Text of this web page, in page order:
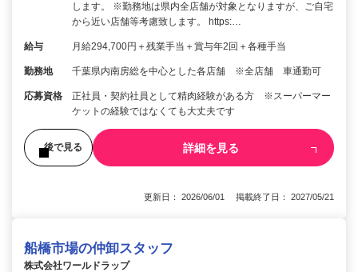
します。 ※勤務地は県内全店舗が対象となりますが、ご自宅
から近い店舗等考慮致します。 https:…
給与 月給294,700円＋残業手当＋賞与年2回＋各種手当
勤務地 千葉県内南房総を中心とした各店舗 ※全店舗 車通勤可
応募資格
正社員・契約社員として精肉経験がある方 ※スーパーマー
ケットの経験ではなくても大丈夫です
後で見る 詳細を見る
更新日： 2026/06/01 掲載終了日： 2027/05/21
船橋市場の仲卸スタッフ
株式会社ワールドラップ